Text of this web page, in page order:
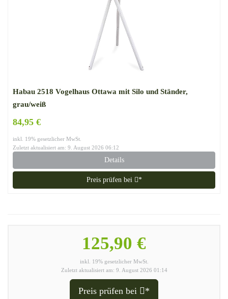
Habau 2518 Vogelhaus Ottawa mit Silo und Ständer,
grau/weiß
84,95 €
inkl. 19% gesetzlicher MwSt.
Zuletzt aktualisiert am: 9. August 2026 06:12
Details
Preis prüfen bei *
125,90 €
inkl. 19% gesetzlicher MwSt.
Zuletzt aktualisiert am: 9. August 2026 01:14
Preis prüfen bei *